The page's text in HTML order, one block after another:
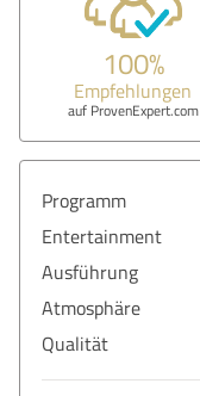
100%
Empfehlungen
auf ProvenExpert.com
Programm
Entertainment
Ausführung
Atmosphäre
Qualität